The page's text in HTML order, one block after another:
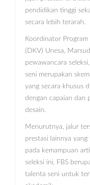
pendidikan tinggi
secara lebih terarah.
Koordinator Program
(DKV) Unesa,
pewawancara
seni merupakan
yang secara khusus
dengan capaian dan
desain.
Menurutnya, jalur
prestasi lainnya
pada kemampuan
seleksi ini, FBS
talenta seni untuk